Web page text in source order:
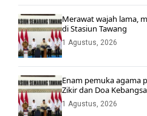
Merawat wajah lama,
di Stasiun Tawang
1 Agustus, 2026
Enam pemuka agama
Zikir dan Doa
1 Agustus, 2026